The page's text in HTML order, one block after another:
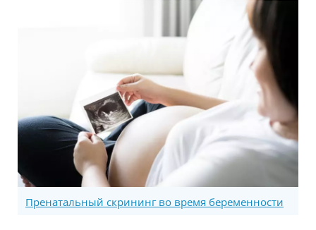
Пренатальный скрининг во время беременности